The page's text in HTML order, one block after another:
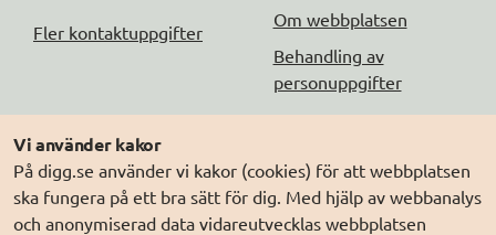
Vi använder kakor
På digg.se använder vi kakor (cookies) för att webbplatsen
ska fungera på ett bra sätt för dig. Med hjälp av webbanalys
och anonymiserad data vidareutvecklas webbplatsen
Fler kontaktuppgifter
Om webbplatsen
Behandling av
personuppgifter
Följ oss
DIGG på
Prenumerera på nyheter
DIGG på
LinkedIn
Elegitimation.se
Min myndighetspost